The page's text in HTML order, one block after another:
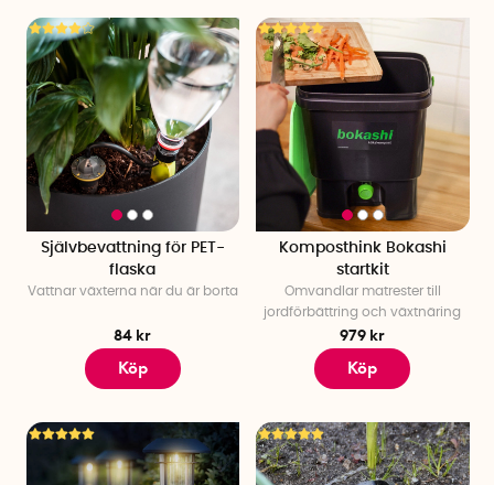
Självbevattning för PET-
flaska
Vattnar växterna när du är borta
84 kr
Köp
Komposthink Bokashi
startkit
Omvandlar matrester till
jordförbättring och växtnäring
979 kr
Köp